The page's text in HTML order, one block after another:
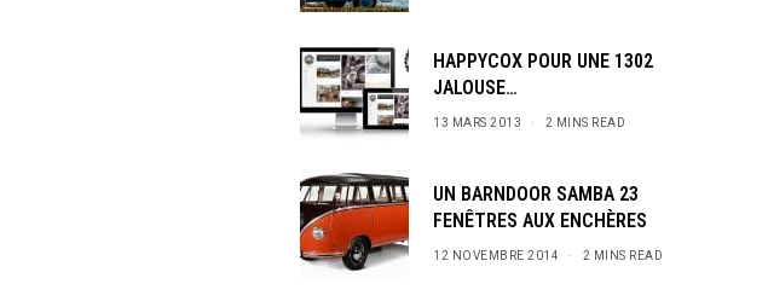
HAPPYCOX POUR UNE 1302
JALOUSE…
13 MARS 2013 2 MINS READ
UN BARNDOOR SAMBA 23
FENÊTRES AUX ENCHÈRES
12 NOVEMBRE 2014 2 MINS READ